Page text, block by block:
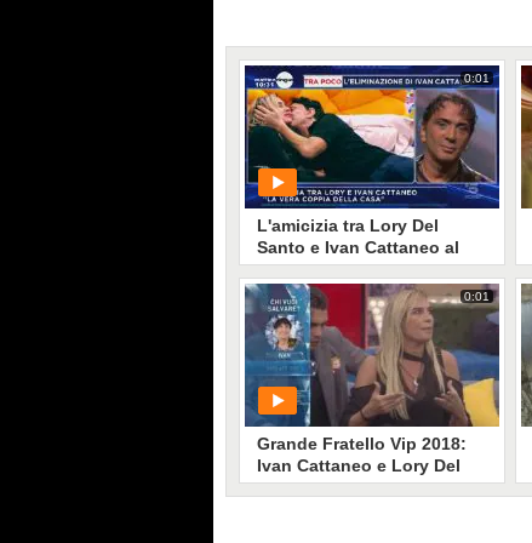
0:01
L'amicizia tra Lory Del
Santo e Ivan Cattaneo al
Grande Fratello Vip
PLAY
379 • di Mediaset
0:01
Grande Fratello Vip 2018:
Ivan Cattaneo e Lory Del
Santo in nomination, lei